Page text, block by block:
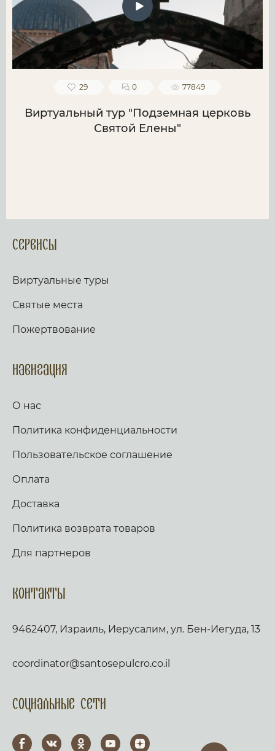
29 0 77849
Виртуальный тур "Подземная церковь
Святой Елены"
Сервисы
Виртуальные туры
Святые места
Пожертвование
Навигация
О нас
Политика конфиденциальности
Пользовательское соглашение
Оплата
Доставка
Политика возврата товаров
Для партнеров
Контакты
9462407, Израиль, Иерусалим, ул. Бен-Иегуда, 13
coordinator@santosepulcro.co.il
Социальные сети